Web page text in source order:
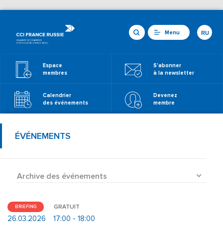
Menu
Espace
membres
S'abonner
à la newsletter
Calendrier
des événements
Devenez
membre
RU
ÉVÉNEMENTS
Archive des événements
BRIEFING GRATUIT
26.03.2026
17:00 - 18:00